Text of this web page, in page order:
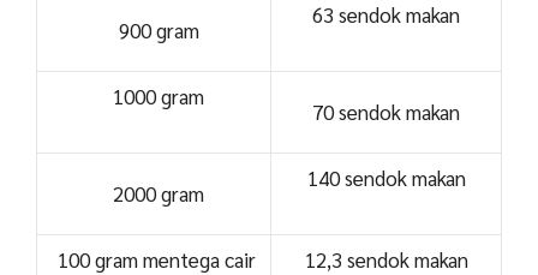
900 gram
63 sendok makan
1000 gram
70 sendok makan
2000 gram
140 sendok makan
100 gram mentega cair 12,3 sendok makan